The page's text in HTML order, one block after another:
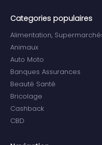
Categories populaires
Alimentation,
Animaux
Auto Moto
Banques Assurances
Beauté Santé
Bricolage
Cashback
CBD